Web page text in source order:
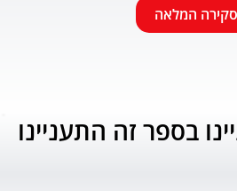
של הילדים. מומלץ בחום.
המלאה
בספר זה התעניינו